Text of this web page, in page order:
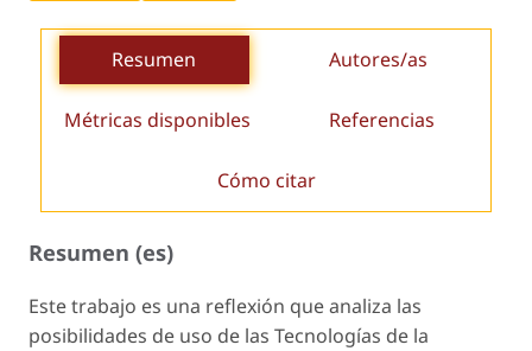
Resumen Autores/as
Métricas disponibles Referencias
Cómo citar
Resumen (es)
Este trabajo es una reflexión que analiza las
posibilidades de uso de las Tecnologías de la